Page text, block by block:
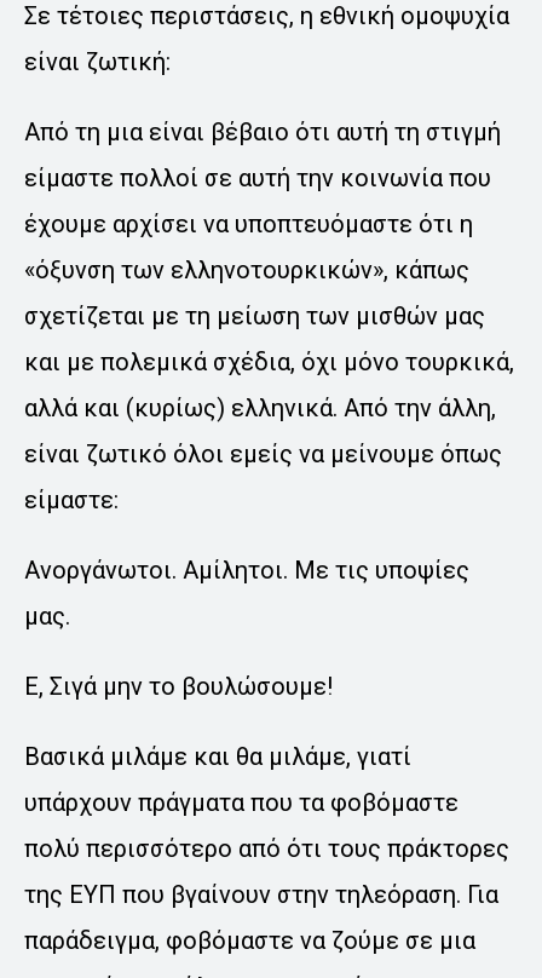
Σε τέτοιες περιστάσεις, η εθνική ομοψυχία
είναι ζωτική:
Από τη μια είναι βέβαιο ότι αυτή τη στιγμή
είμαστε πολλοί σε αυτή την κοινωνία που
έχουμε αρχίσει να υποπτευόμαστε ότι η
«όξυνση των ελληνοτουρκικών», κάπως
σχετίζεται με τη μείωση των μισθών μας
και με πολεμικά σχέδια, όχι μόνο τουρκικά,
αλλά και (κυρίως) ελληνικά. Από την άλλη,
είναι ζωτικό όλοι εμείς να μείνουμε όπως
είμαστε:
Ανοργάνωτοι. Αμίλητοι. Με τις υποψίες
μας.
Ε, Σιγά μην το βουλώσουμε!
Βασικά μιλάμε και θα μιλάμε, γιατί
υπάρχουν πράγματα που τα φοβόμαστε
πολύ περισσότερο από ότι τους πράκτορες
της ΕΥΠ που βγαίνουν στην τηλεόραση. Για
παράδειγμα, φοβόμαστε να ζούμε σε μια